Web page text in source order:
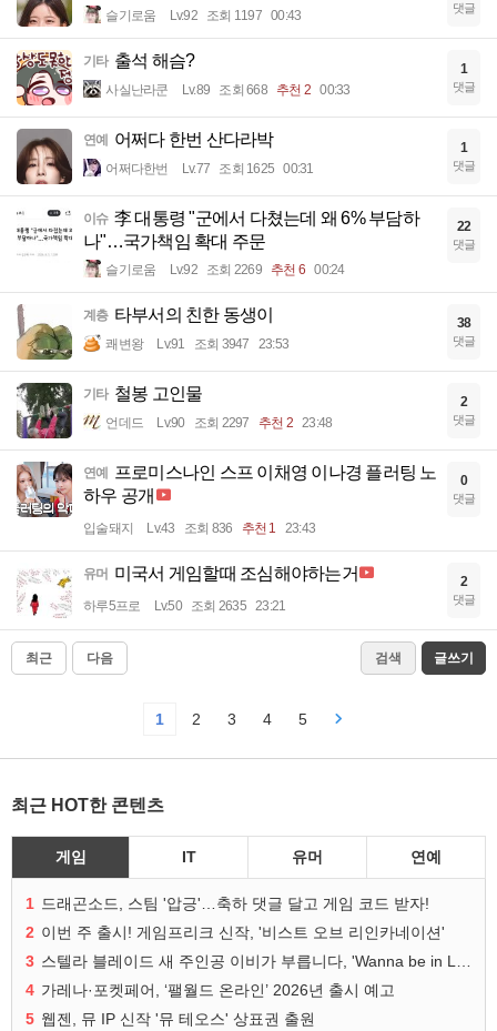
슬기로움 Lv.92 조회 1197 00:43 댓글
기타 출석 해슴?
사실난라쿤 Lv.89 조회 668 추천 2 00:33
1
댓글
연예 어쩌다 한번 산다라박
어쩌다한번 Lv.77 조회 1625 00:31
1
댓글
이슈 李 대통령 "군에서 다쳤는데 왜 6% 부담하
나"…국가책임 확대 주문
슬기로움 Lv.92 조회 2269 추천 6 00:24
22
댓글
계층 타부서의 친한 동생이
쾌변왕 Lv.91 조회 3947 23:53
38
댓글
기타 철봉 고인물
언데드 Lv.90 조회 2297 추천 2 23:48
2
댓글
연예
프로미스나인 스프 이채영 이나경 플러팅 노
하우 공개
입술돼지 Lv.43 조회 836 추천 1 23:43
0
댓글
유머 미국서 게임할때 조심해야하는거
하루5프로 Lv.50 조회 2635 23:21
2
댓글
최근 다음 검색 글쓰기
1 2 3 4 5
최근 HOT한 콘텐츠
게임 IT 유머 연예
1 드래곤소드, 스팀 '압긍'…축하 댓글 달고 게임 코드 받자!
2 이번 주 출시! 게임프리크 신작, '비스트 오브 리인카네이션'
3
4 가레나·포켓페어, ‘팰월드 온라인’ 2026년 출시 예고
5 웹젠, 뮤 IP 신작 '뮤 테오스' 상표권 출원